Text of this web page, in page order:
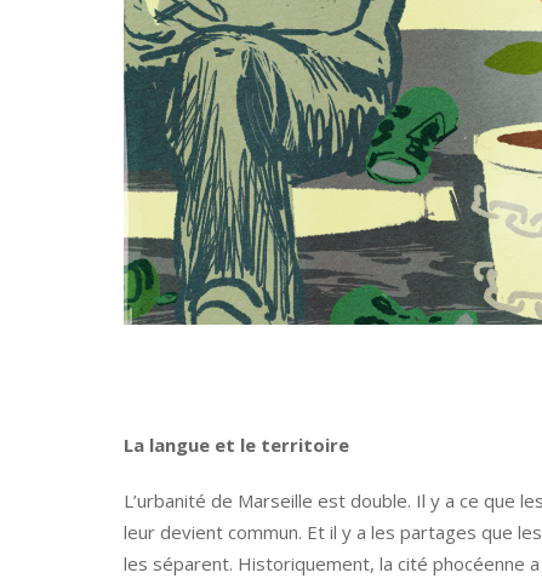
La langue et le territoire
L’urbanité de Marseille est double. Il y a ce que
leur devient commun. Et il y a les partages que
les séparent. Historiquement, la cité phocéenne